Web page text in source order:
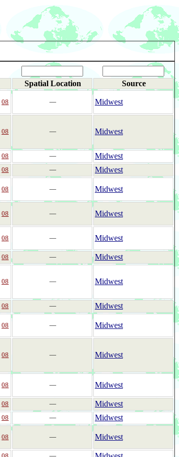
Spatial Location Source
08 ― Midwest
08 ― Midwest
08 ―
Midwest
08 ―
Midwest
08 ― Midwest
08 ― Midwest
08 ― Midwest
08 ―
Midwest
08 ― Midwest
08 ―
Midwest
08 ― Midwest
08 ― Midwest
08 ― Midwest
08 ―
Midwest
08 ―
Midwest
08 ― Midwest